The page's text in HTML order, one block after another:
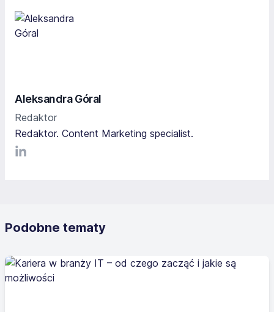
Aleksandra Góral
Redaktor
Redaktor. Content Marketing specialist.
LinkediIn
Podobne tematy